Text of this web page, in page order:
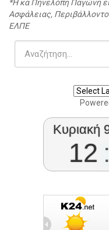
*Η κα Πηνελόπη Παγώνη
Ασφάλειας,
ΕΛΠΕ
Κυριακή
12 :